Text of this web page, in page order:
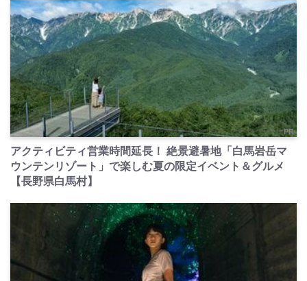
PR
アクティビティ営業時間延長！ 絶景避暑地「白馬岩岳マ
ウンテンリゾート」で楽しむ夏の限定イベント＆グルメ
【長野県白馬村】